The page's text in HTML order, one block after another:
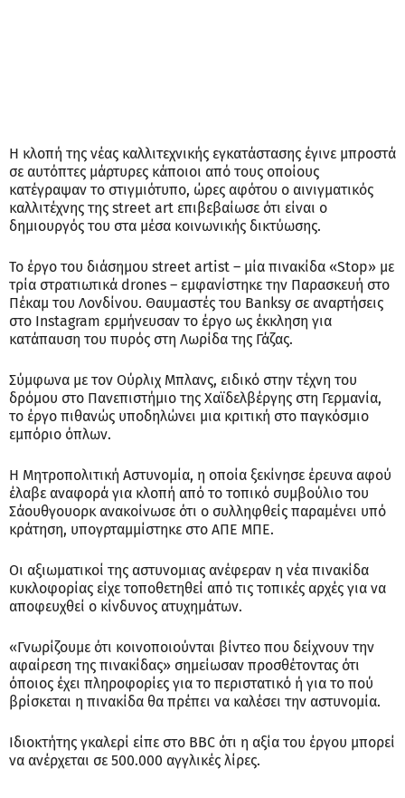
Η κλοπή της νέας καλλιτεχνικής εγκατάστασης έγινε μπροστά
σε αυτόπτες μάρτυρες κάποιοι από τους οποίους
κατέγραψαν το στιγμιότυπο, ώρες αφότου ο αινιγματικός
καλλιτέχνης της street art επιβεβαίωσε ότι είναι ο
δημιουργός του στα μέσα κοινωνικής δικτύωσης.
Το έργο του διάσημου street artist – μία πινακίδα «Stop» με
τρία στρατιωτικά drones – εμφανίστηκε την Παρασκευή στο
Πέκαμ του Λονδίνου. Θαυμαστές του Banksy σε αναρτήσεις
στο Instagram ερμήνευσαν το έργο ως έκκληση για
κατάπαυση του πυρός στη Λωρίδα της Γάζας.
Σύμφωνα με τον Ούρλιχ Μπλανς, ειδικό στην τέχνη του
δρόμου στο Πανεπιστήμιο της Χαϊδελβέργης στη Γερμανία,
το έργο πιθανώς υποδηλώνει μια κριτική στο παγκόσμιο
εμπόριο όπλων.
Η Μητροπολιτική Αστυνομία, η οποία ξεκίνησε έρευνα αφού
έλαβε αναφορά για κλοπή από το τοπικό συμβούλιο του
Σάουθγουορκ ανακοίνωσε ότι ο συλληφθείς παραμένει υπό
κράτηση, υπογρταμμίστηκε στο ΑΠΕ ΜΠΕ.
Οι αξιωματικοί της αστυνομιας ανέφεραν η νέα πινακίδα
κυκλοφορίας είχε τοποθετηθεί από τις τοπικές αρχές για να
αποφευχθεί ο κίνδυνος ατυχημάτων.
«Γνωρίζουμε ότι κοινοποιούνται βίντεο που δείχνουν την
αφαίρεση της πινακίδας» σημείωσαν προσθέτοντας ότι
όποιος έχει πληροφορίες για το περιστατικό ή για το πού
βρίσκεται η πινακίδα θα πρέπει να καλέσει την αστυνομία.
Ιδιοκτήτης γκαλερί είπε στο BBC ότι η αξία του έργου μπορεί
να ανέρχεται σε 500.000 αγγλικές λίρες.